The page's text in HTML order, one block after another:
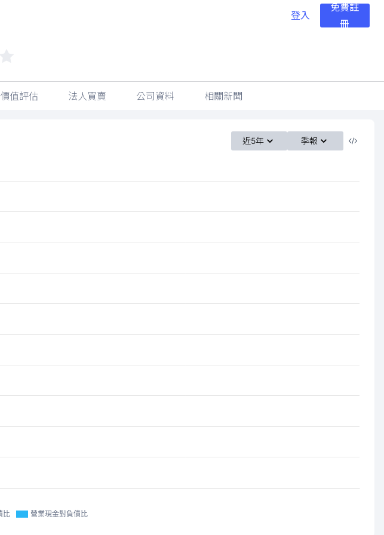
登入
免費註
冊
價值評估 法人買賣 公司資料 相關新聞
近5年 季報
比 營業現金對負債比